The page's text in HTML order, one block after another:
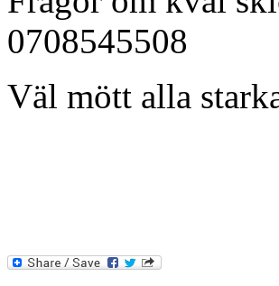
0708545508
Väl mött alla